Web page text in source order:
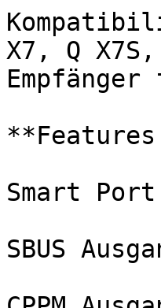
X7, Q
Smart Port
SBUS